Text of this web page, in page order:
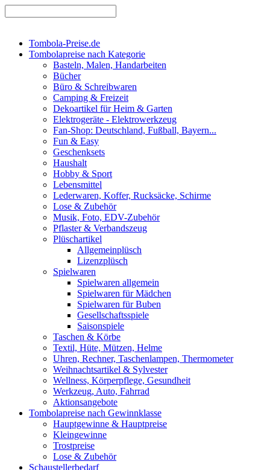
Tombola-Preise.de
Tombolapreise nach Kategorie
Basteln, Malen, Handarbeiten
Bücher
Büro & Schreibwaren
Camping & Freizeit
Dekoartikel für Heim & Garten
Elektrogeräte - Elektrowerkzeug
Fan-Shop: Deutschland, Fußball, Bayern...
Fun & Easy
Geschenksets
Haushalt
Hobby & Sport
Lebensmittel
Lederwaren, Koffer, Rucksäcke, Schirme
Lose & Zubehör
Musik, Foto, EDV-Zubehör
Pflaster & Verbandszeug
Plüschartikel
Allgemeinplüsch
Lizenzplüsch
Spielwaren
Spielwaren allgemein
Spielwaren für Mädchen
Spielwaren für Buben
Gesellschaftsspiele
Saisonspiele
Taschen & Körbe
Textil, Hüte, Mützen, Helme
Uhren, Rechner, Taschenlampen, Thermometer
Weihnachtsartikel & Sylvester
Wellness, Körperpflege, Gesundheit
Werkzeug, Auto, Fahrrad
Aktionsangebote
Tombolapreise nach Gewinnklasse
Hauptgewinne & Hauptpreise
Kleingewinne
Trostpreise
Lose & Zubehör
Schaustellerbedarf